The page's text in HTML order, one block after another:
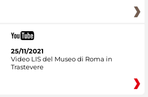
25/11/2021
Video LIS del Museo di Roma in
Trastevere